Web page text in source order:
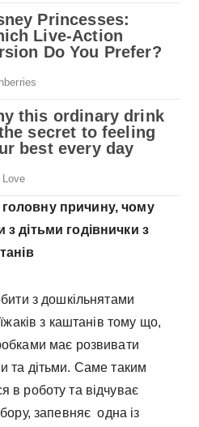
причину, чому
з дітьми годівнички з
з дошкільнятами
з каштанів тому що,
має розвивати
та дітьми. Саме таким
в роботу та відчуває
запевняє одна із